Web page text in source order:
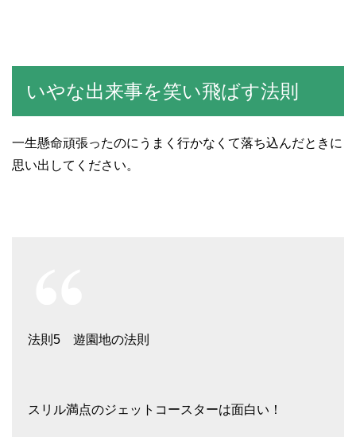
いやな出来事を笑い飛ばす法則
一生懸命頑張ったのにうまく行かなくて落ち込んだときに
思い出してください。
法則5 遊園地の法則
スリル満点のジェットコースターは面白い！